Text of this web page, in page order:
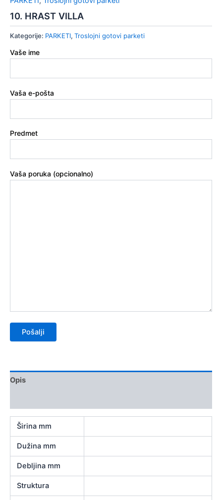
10. HRAST VILLA
Kategorije: PARKETI, Troslojni gotovi parketi
Vaše ime
Vaša e-pošta
Predmet
Vaša poruka (opcionalno)
Opis
Širina mm
Dužina mm
Debljina mm
Struktura